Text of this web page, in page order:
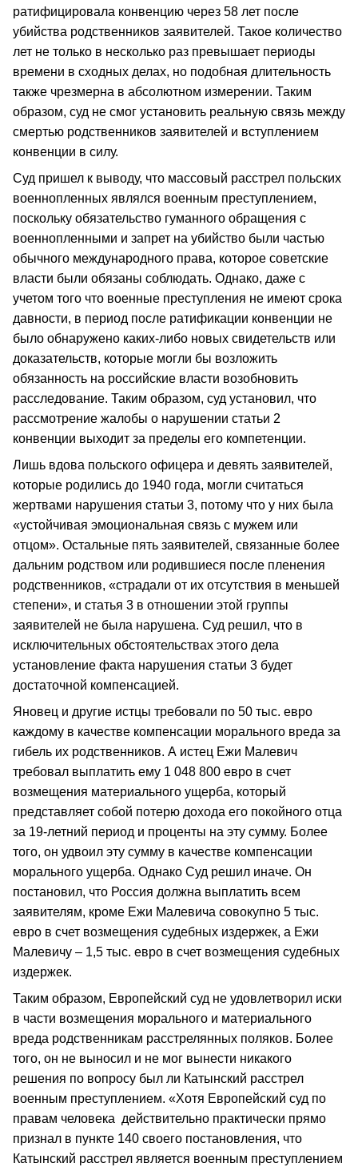
ратифицировала конвенцию через 58 лет после
убийства родственников заявителей. Такое количество
лет не только в несколько раз превышает периоды
времени в сходных делах, но подобная длительность
также чрезмерна в абсолютном измерении. Таким
образом, суд не смог установить реальную связь между
смертью родственников заявителей и вступлением
конвенции в силу.
Суд пришел к выводу, что массовый расстрел польских
военнопленных являлся военным преступлением,
поскольку обязательство гуманного обращения с
военнопленными и запрет на убийство были частью
обычного международного права, которое советские
власти были обязаны соблюдать. Однако, даже с
учетом того что военные преступления не имеют срока
давности, в период после ратификации конвенции не
было обнаружено каких-либо новых свидетельств или
доказательств, которые могли бы возложить
обязанность на российские власти возобновить
расследование. Таким образом, суд установил, что
рассмотрение жалобы о нарушении статьи 2
конвенции выходит за пределы его компетенции.
Лишь вдова польского офицера и девять заявителей,
которые родились до 1940 года, могли считаться
жертвами нарушения статьи 3, потому что у них была
«устойчивая эмоциональная связь с мужем или
отцом». Остальные пять заявителей, связанные более
дальним родством или родившиеся после пленения
родственников, «страдали от их отсутствия в меньшей
степени», и статья 3 в отношении этой группы
заявителей не была нарушена. Суд решил, что в
исключительных обстоятельствах этого дела
установление факта нарушения статьи 3 будет
достаточной компенсацией.
Яновец и другие истцы требовали по 50 тыс. евро
каждому в качестве компенсации морального вреда за
гибель их родственников. А истец Ежи Малевич
требовал выплатить ему 1 048 800 евро в счет
возмещения материального ущерба, который
представляет собой потерю дохода его покойного отца
за 19-летний период и проценты на эту сумму. Более
того, он удвоил эту сумму в качестве компенсации
морального ущерба. Однако Суд решил иначе. Он
постановил, что Россия должна выплатить всем
заявителям, кроме Ежи Малевича совокупно 5 тыс.
евро в счет возмещения судебных издержек, а Ежи
Малевичу – 1,5 тыс. евро в счет возмещения судебных
издержек.
Таким образом, Европейский суд не удовлетворил иски
в части возмещения морального и материального
вреда родственникам расстрелянных поляков. Более
того, он не выносил и не мог вынести никакого
решения по вопросу был ли Катынский расстрел
военным преступлением. «Хотя Европейский суд по
правам человека действительно практически прямо
признал в пункте 140 своего постановления, что
Катынский расстрел является военным преступлением